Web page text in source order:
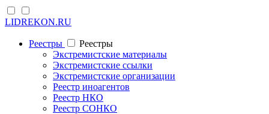
LIDREKON.RU
Реестры
Реестры
Экстремистские материалы
Экстремистские ссылки
Экстремистские организации
Реестр иноагентов
Реестр НКО
Реестр СОНКО